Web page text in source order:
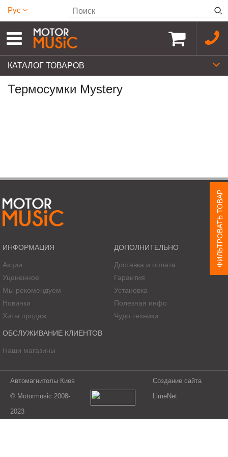
Рус
КАТАЛОГ ТОВАРОВ
ФИЛЬТРОВАТЬ ТОВАР
Термосумки Mystery
ИНФОРМАЦИЯ
Акции
Уцененное
Мы рекомендуем
Новинки
Хиты продаж
ДОПОЛНИТЕЛЬНО
Доставка и оплата
Гарантия
Установка
Полезная инфо
Чудо техники
ОБСЛУЖИВАНИЕ КЛИЕНТОВ
Наши магазины
Автомагнитолы Киев
© Motormusic 2008-
2023
Создание сайта
LimeNet